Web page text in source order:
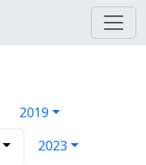
2019
2023